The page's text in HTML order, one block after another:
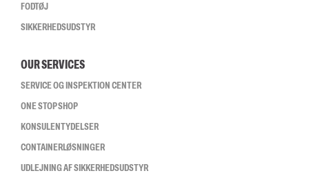
FODTØJ
SIKKERHEDSUDSTYR
OUR SERVICES
SERVICE OG INSPEKTION CENTER
ONE STOP SHOP
KONSULENTYDELSER
CONTAINERLØSNINGER
UDLEJNING AF SIKKERHEDSUDSTYR